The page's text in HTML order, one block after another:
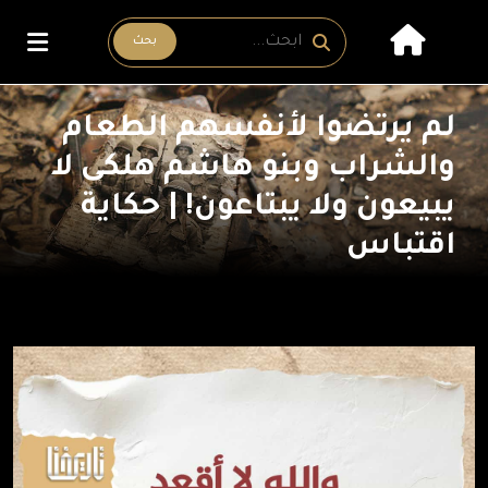
بحث
لم يرتضوا لأنفسهم الطعام
والشراب وبنو هاشم هلكى لا
يبيعون ولا يبتاعون! | حكاية
اقتباس